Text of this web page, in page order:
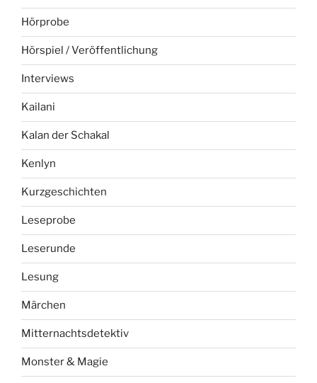
Hörprobe
Hörspiel / Veröffentlichung
Interviews
Kailani
Kalan der Schakal
Kenlyn
Kurzgeschichten
Leseprobe
Leserunde
Lesung
Märchen
Mitternachtsdetektiv
Monster & Magie